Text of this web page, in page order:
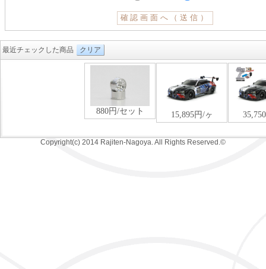
最近チェックした商品 クリア
Copyright(c) 2014 Rajiten-Nagoya. All Rights Reserved.©